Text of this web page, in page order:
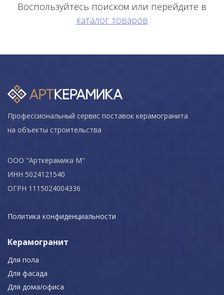
Воспользуйтесь поиском или перейдите в
каталог товаров
Профессиональный сервис поставок керамогранита
на объекты строительства
ООО "Арткерамика М"
ИНН 5024121540
ОГРН 1115024004336
Политика конфиденциальности
Керамогранит
Для пола
Для фасада
Для дома/офиса